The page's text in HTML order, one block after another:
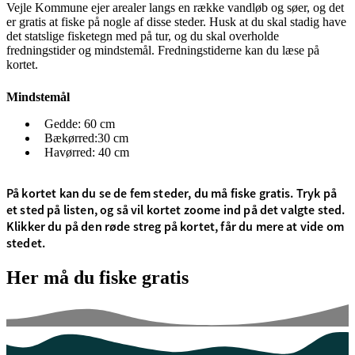
Vejle Kommune ejer arealer langs en række vandløb og søer, og det
er gratis at fiske på nogle af disse steder. Husk at du skal stadig have
det statslige fisketegn med på tur, og du skal overholde
fredningstider og mindstemål. Fredningstiderne kan du læse på
kortet.
Mindstemål
Gedde: 60 cm
Bækørred:30 cm
Havørred: 40 cm
På kortet kan du se de fem steder, du må fiske gratis. Tryk på
et sted på listen, og så vil kortet zoome ind på det valgte sted.
Klikker du på den røde streg på kortet, får du mere at vide om
stedet.
Her må du fiske gratis